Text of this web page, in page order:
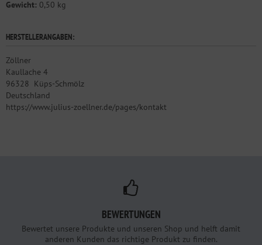
Gewicht: 0,50 kg
HERSTELLERANGABEN:
Zöllner
Kaullache 4
96328 Küps-Schmölz
Deutschland
https://www.julius-zoellner.de/pages/kontakt
BEWERTUNGEN
Bewertet unsere Produkte und unseren Shop und helft damit
anderen Kunden das richtige Produkt zu finden.